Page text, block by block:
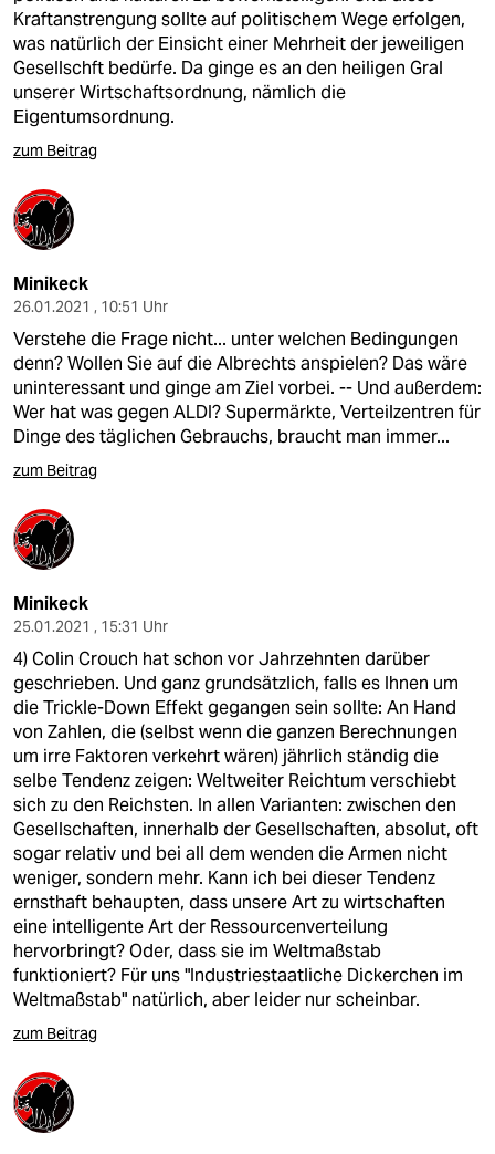
Kraftanstrengung sollte auf politischem Wege erfolgen,
was natürlich der Einsicht einer Mehrheit der jeweiligen
Gesellschft bedürfe. Da ginge es an den heiligen Gral
unserer Wirtschaftsordnung, nämlich die
Eigentumsordnung.
zum Beitrag
Minikeck
26.01.2021 , 10:51 Uhr
Verstehe die Frage nicht... unter welchen Bedingungen
denn? Wollen Sie auf die Albrechts anspielen? Das wäre
uninteressant und ginge am Ziel vorbei. -- Und außerdem:
Wer hat was gegen ALDI? Supermärkte, Verteilzentren für
Dinge des täglichen Gebrauchs, braucht man immer...
zum Beitrag
Minikeck
25.01.2021 , 15:31 Uhr
4) Colin Crouch hat schon vor Jahrzehnten darüber
geschrieben. Und ganz grundsätzlich, falls es Ihnen um
die Trickle-Down Effekt gegangen sein sollte: An Hand
von Zahlen, die (selbst wenn die ganzen Berechnungen
um irre Faktoren verkehrt wären) jährlich ständig die
selbe Tendenz zeigen: Weltweiter Reichtum verschiebt
sich zu den Reichsten. In allen Varianten: zwischen den
Gesellschaften, innerhalb der Gesellschaften, absolut, oft
sogar relativ und bei all dem wenden die Armen nicht
weniger, sondern mehr. Kann ich bei dieser Tendenz
ernsthaft behaupten, dass unsere Art zu wirtschaften
eine intelligente Art der Ressourcenverteilung
hervorbringt? Oder, dass sie im Weltmaßstab
funktioniert? Für uns "Industriestaatliche Dickerchen im
Weltmaßstab" natürlich, aber leider nur scheinbar.
zum Beitrag